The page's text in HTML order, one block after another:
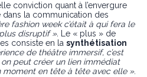
conviction quant à l’envergure
dans la communication des
fashion week c’était à qui fera le
disruptif ». Le « plus » de
consiste en la synthétisation
de théâtre immersif, c’est
peut créer un lien immédiat
moment en tête à tête avec elle ».